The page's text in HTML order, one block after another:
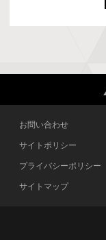
お問い合わせ
サイトポリシー
プライバシーポリシー
サイトマップ